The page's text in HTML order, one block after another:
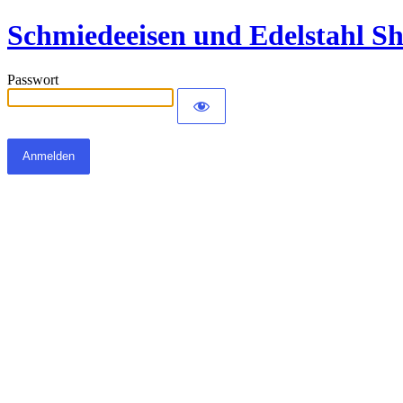
Schmiedeeisen und Edelstahl
Passwort